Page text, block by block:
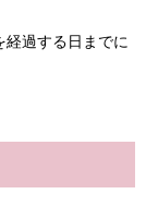
過する日までに